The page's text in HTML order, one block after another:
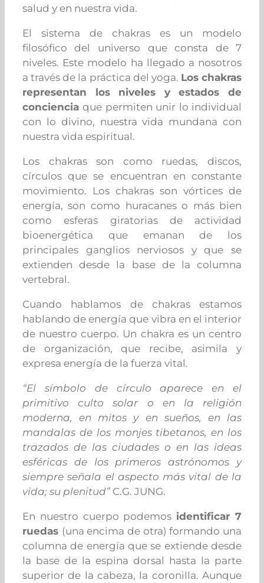
salud y en nuestra vida.
El sistema de chakras es un modelo
filosófico del universo que consta de 7
niveles. Este modelo ha llegado a nosotros
a través de la práctica del yoga. Los chakras
representan los niveles y estados de
concienciaque permiten unir lo individual
con lo divino, nuestra vida mundana con
nuestra vida espiritual.
Los chakras son como ruedas, discos,
círculos que se encuentran en constante
movimiento. Los chakras son vórtices de
energía, son como huracanes o más bien
como esferas giratorias de actividad
bioenergética que emanan de los
principales ganglios nerviosos y que se
extienden desde la base de la columna
vertebral.
Cuando hablamos de chakras estamos
hablando de energía que vibra en el interior
de nuestro cuerpo. Un chakra es un centro
de organización, que recibe, asimila y
expresa energía de la fuerza vital.
“El símbolo de círculo aparece en el
primitivo culto solar o en la religión
moderna, en mitos y en sueños, en las
mandalas de los monjes tibetanos, en los
trazados de las ciudades o en las ideas
esféricas de los primeros astrónomos y
siempre señala el aspecto más vital de la
vida; su plenitud” C.G. JUNG.
En nuestro cuerpo podemos identificar 7
ruedas (una encima de otra) formando una
columna de energía que se extiende desde
la base de la espina dorsal hasta la parte
superior de la cabeza, la coronilla. Aunque